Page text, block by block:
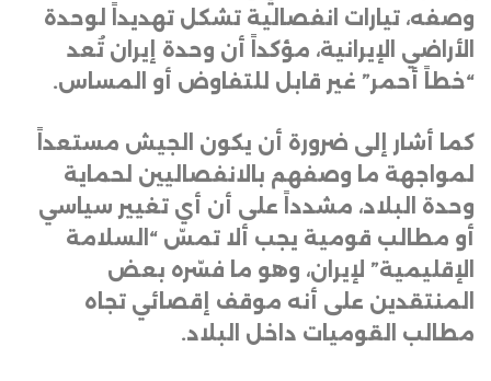
وصفه، تيارات انفصالية تشكل تهديداً لوحدة
الأراضي الإيرانية، مؤكداً أن وحدة إيران تُعد
“خطاً أحمر” غير قابل للتفاوض أو المساس.
كما أشار إلى ضرورة أن يكون الجيش مستعداً
لمواجهة ما وصفهم بالانفصاليين لحماية
وحدة البلاد، مشدداً على أن أي تغيير سياسي
أو مطالب قومية يجب ألا تمسّ “السلامة
الإقليمية” لإيران، وهو ما فسّره بعض
المنتقدين على أنه موقف إقصائي تجاه
مطالب القوميات داخل البلاد.